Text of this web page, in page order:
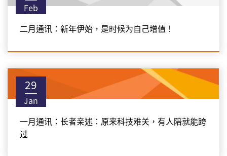
Feb
二月通讯：新年伊始，是时候为自己增值！
29
Jan
一月通讯：长者亲述：原来科技难关，有人陪就能跨
过